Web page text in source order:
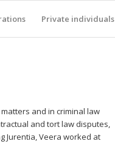
Private individuals
and in criminal law
and tort law disputes,
Jurentia, Veera worked at